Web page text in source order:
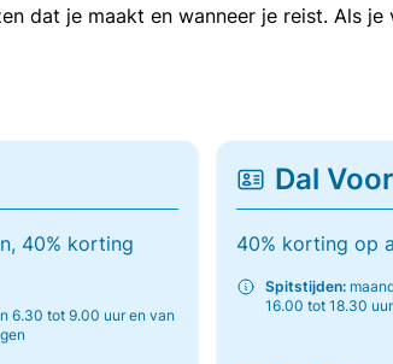
dat je maakt en wanneer je reist. Als
40% korting
6.30 tot 9.00 uur en van
Dal
40% korting op
Spitstijden:
16.00 tot 18.30